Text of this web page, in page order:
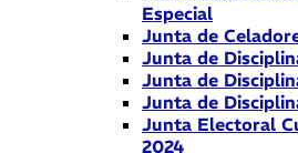
Especial
Junta de
Junta de
Junta de
Junta de
Junta Electoral
2024